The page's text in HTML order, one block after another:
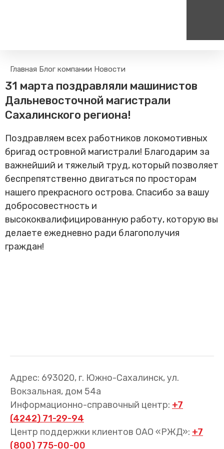
Пассажирам
Билетные кассы на станциях
Камеры хранения
Правила
Маломобильным
пассажирам
Прочие услуги
Моя карта попала в стоп-
лист
на сайт
Организованные туры
Единый номер вызова экстренных служб
112
Главная Блог компании Новости
31 марта поздравляли машинистов
Дальневосточной магистрали
Сахалинского региона!
Поздравляем всех работников локомотивных
бригад островной магистрали! Благодарим за
важнейший и тяжелый труд, который позволяет
беспрепятственно двигаться по просторам
нашего прекрасного острова. Спасибо за вашу
добросовестность и
высококвалифицированную работу, которую вы
делаете ежедневно ради благополучия
граждан!
Адрес: 693020, г. Южно-Сахалинск, ул.
Вокзальная, дом 54а
Информационно-справочный центр: +7
(4242) 71-29-94
Центр поддержки клиентов ОАО «РЖД»: +7
(800) 775-00-00